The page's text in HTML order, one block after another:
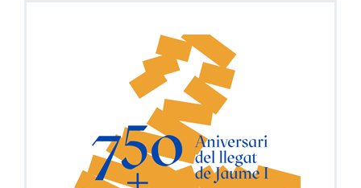
Gran expectación ante el III Congreso de
Misterio e Historia del Ateneo Mercantil